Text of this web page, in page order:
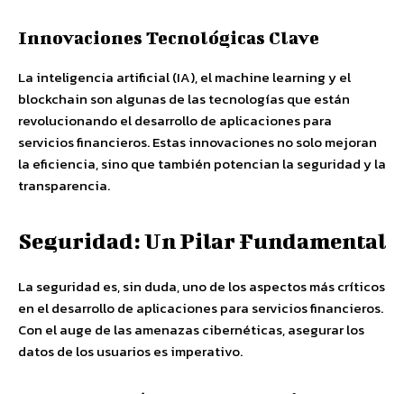
Innovaciones Tecnológicas Clave
La inteligencia artificial (IA), el machine learning y el
blockchain son algunas de las tecnologías que están
revolucionando el desarrollo de aplicaciones para
servicios financieros. Estas innovaciones no solo mejoran
la eficiencia, sino que también potencian la seguridad y la
transparencia.
Seguridad: Un Pilar Fundamental
La seguridad es, sin duda, uno de los aspectos más críticos
en el desarrollo de aplicaciones para servicios financieros.
Con el auge de las amenazas cibernéticas, asegurar los
datos de los usuarios es imperativo.